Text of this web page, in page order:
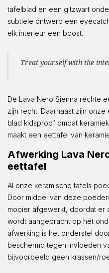
tafelblad en een gitzwart
subtiele ontwerp een
elk interieur een boost.
Treat yourself with the
De Lava Nero Sienna rechte
zijn recht. Daarnaast zijn
blad kidsproof omdat
maakt een eettafel van
Afwerking Lava
eettafel
Al onze keramische tafels
Door middel van deze
mooier afgewerkt, doordat er
wordt aangebracht op het
afwerking is het onderstel
beschermd tegen invloeden
bijvoorbeeld geen krassen/